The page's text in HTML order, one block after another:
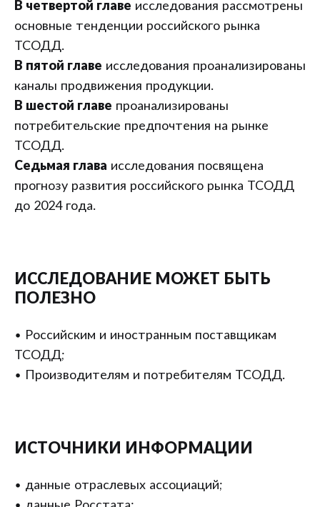
В четвертой главе исследования рассмотрены
основные тенденции российского рынка
ТСОДД.
В пятой главе исследования проанализированы
каналы продвижения продукции.
В шестой главе проанализированы
потребительские предпочтения на рынке
ТСОДД.
Седьмая глава исследования посвящена
прогнозу развития российского рынка ТСОДД
до 2024 года.
ИССЛЕДОВАНИЕ МОЖЕТ БЫТЬ
ПОЛЕЗНО
• Российским и иностранным поставщикам
ТСОДД;
• Производителям и потребителям ТСОДД.
ИСТОЧНИКИ ИНФОРМАЦИИ
• данные отраслевых ассоциаций;